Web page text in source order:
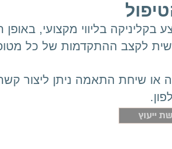
בקליניקה בליווי מקצועי, באופן
לקצב ההתקדמות של כל
או שיחת התאמה ניתן ליצור
ייעוץ